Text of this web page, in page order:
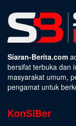
Siaran-Berita.com
bersifat terbuka dan
masyarakat umum,
pengamat untuk
KonSiBer